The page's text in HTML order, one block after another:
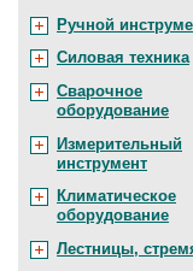
Ручной
Силовая техника
Сварочное
оборудование
Измерительный
инструмент
Климатическое
оборудование
Лестницы,